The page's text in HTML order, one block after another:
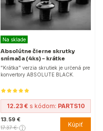
Na sklade
Absolútne čierne skrutky
snímača (4ks) - krátke
"Krátka" verzia skrutiek je určená pre
konvertory ABSOLUTE BLACK.
12.23 € s kódom: PARTS10
13.59 €
17.37 € Kúpiť